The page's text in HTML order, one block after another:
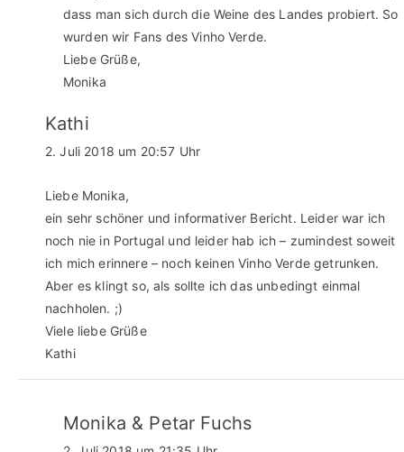
dass man sich durch die Weine des Landes probiert. So
wurden wir Fans des Vinho Verde.
Liebe Grüße,
Monika
Kathi
2. Juli 2018 um 20:57 Uhr
Liebe Monika,
ein sehr schöner und informativer Bericht. Leider war ich
noch nie in Portugal und leider hab ich – zumindest soweit
ich mich erinnere – noch keinen Vinho Verde getrunken.
Aber es klingt so, als sollte ich das unbedingt einmal
nachholen. ;)
Viele liebe Grüße
Kathi
Monika & Petar Fuchs